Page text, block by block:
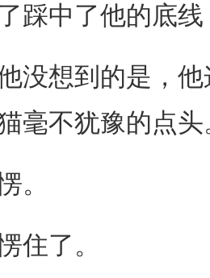
踩中了他的底
想到的是，他
毫不犹豫的点头
了。